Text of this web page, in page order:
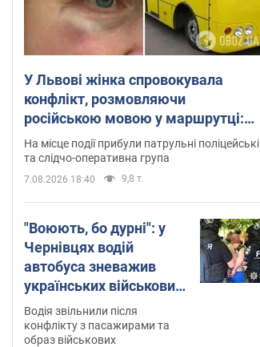
У Львові жінка спровокувала
конфлікт, розмовляючи
російською мовою у маршрутці:
поліція склала адмінпротокол.
Відео
На місце події прибули патрульні поліцейські
та слідчо-оперативна група
7.08.2026 18:40 9,8 т.
"Воюють, бо дурні": у
Чернівцях водій
автобуса зневажив
українських військових
і поплатився. Відео
Водія звільнили після
конфлікту з пасажирами та
образ військових